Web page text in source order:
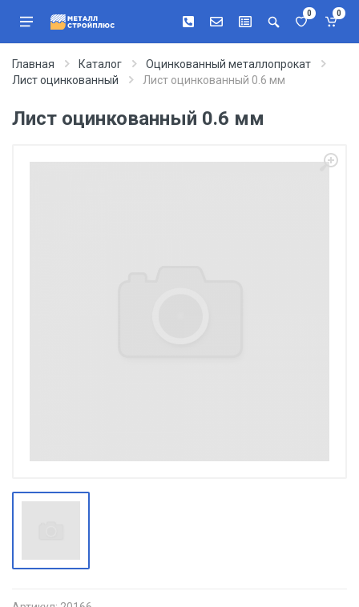
0 0
Главная Каталог
Оцинкованный металлопрокат
Лист оцинкованный
Лист оцинкованный 0.6 мм
Лист оцинкованный 0.6 мм